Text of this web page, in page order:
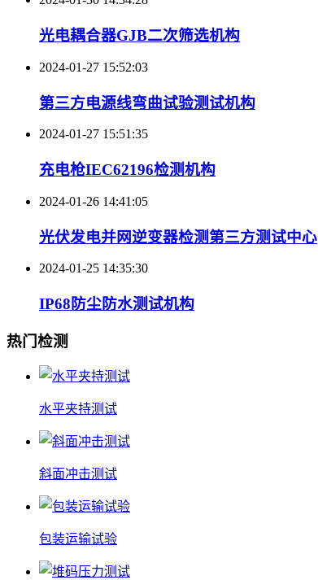
光电耦合器GJB二次筛选机构
2024-01-27 15:52:03
第三方电源线弯曲试验测试机构
2024-01-27 15:51:35
充电枪IEC62196检测机构
2024-01-26 14:41:05
光伏发电并网逆变器检测第三方测试中心
2024-01-25 14:35:30
IP68防尘防水测试机构
热门检测
水平夹持测试
斜面冲击测试
包装运输试验